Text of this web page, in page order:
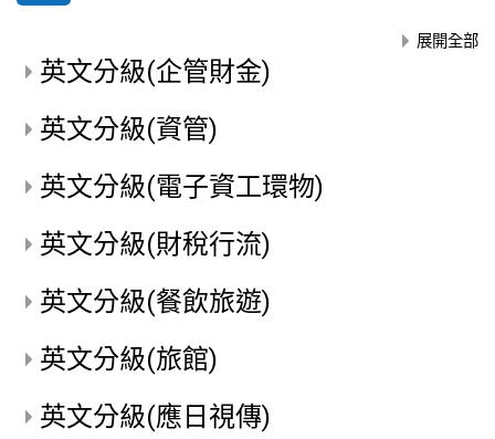
展開全部
英文分級(企管財金)
英文分級(資管)
英文分級(電子資工環物)
英文分級(財稅行流)
英文分級(餐飲旅遊)
英文分級(旅館)
英文分級(應日視傳)